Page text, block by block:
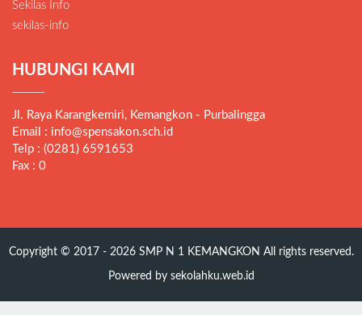
Sekilas Info
sekilas-info
HUBUNGI KAMI
Jl. Raya Karangkemiri, Kemangkon - Purbalingga
Email : info@spensakon.sch.id
Telp : (0281) 6591653
Fax : 0
Copyright © 2017 - 2026SMP N 1 KEMANGKON All rights reserved.
Powered by sekolahku.web.id